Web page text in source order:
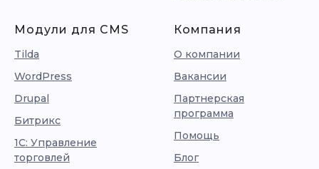
Модули для CMS
Tilda
WordPress
Drupal
Битрикс
1С: Управление
торговлей
Компания
О компании
Вакансии
Партнерская
программа
Помощь
Блог